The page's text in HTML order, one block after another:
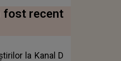
fost recent
la Kanal D